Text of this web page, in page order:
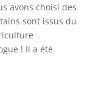
avons choisi des
sont issus du
! Il a été